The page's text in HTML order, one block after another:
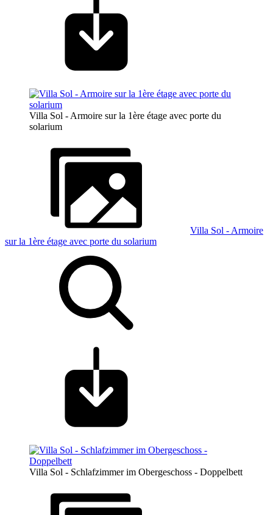
Villa Sol - Armoire sur la 1ère étage avec porte du
solarium
Villa Sol - Armoire
sur la 1ère étage avec porte du solarium
Villa Sol - Schlafzimmer im Obergeschoss - Doppelbett